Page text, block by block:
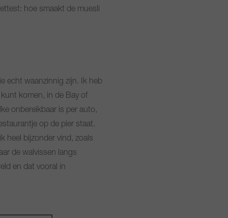
hoe smaakt de muesli
echt waanzinnig zijn. Ik heb
komen, in de Bay of
onbereikbaar is per auto,
op de pier staat.
heel bijzonder vind, zoals
de walvissen langs
en dat vooral in